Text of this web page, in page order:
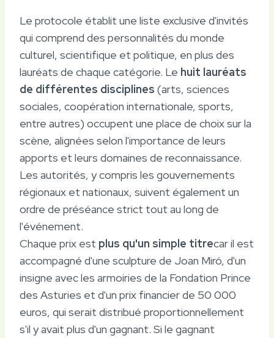
Le protocole établit une liste exclusive d'invités
qui comprend des personnalités du monde
culturel, scientifique et politique, en plus des
lauréats de chaque catégorie. Le huit lauréats
de différentes disciplines (arts, sciences
sociales, coopération internationale, sports,
entre autres) occupent une place de choix sur la
scène, alignées selon l'importance de leurs
apports et leurs domaines de reconnaissance.
Les autorités, y compris les gouvernements
régionaux et nationaux, suivent également un
ordre de préséance strict tout au long de
l'événement.
Chaque prix est plus qu'un simple titrecar il est
accompagné d'une sculpture de Joan Miró, d'un
insigne avec les armoiries de la Fondation Prince
des Asturies et d'un prix financier de 50 000
euros, qui serait distribué proportionnellement
s'il y avait plus d'un gagnant. Si le gagnant